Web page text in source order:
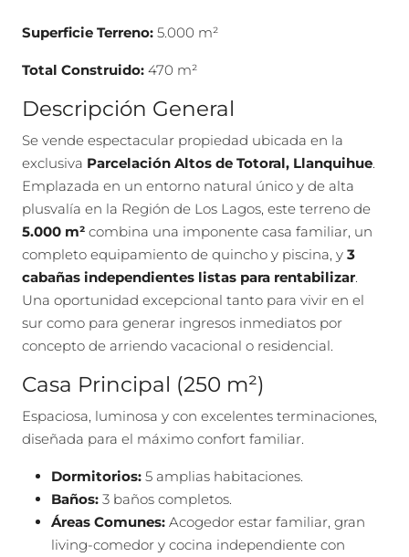
Superficie Terreno: 5.000 m²
Total Construido: 470 m²
Descripción General
Se vende espectacular propiedad ubicada en la
exclusiva Parcelación Altos de Totoral, Llanquihue.
Emplazada en un entorno natural único y de alta
plusvalía en la Región de Los Lagos, este terreno de
5.000 m² combina una imponente casa familiar, un
completo equipamiento de quincho y piscina, y 3
cabañas independientes listas para rentabilizar.
Una oportunidad excepcional tanto para vivir en el
sur como para generar ingresos inmediatos por
concepto de arriendo vacacional o residencial.
Casa Principal (250 m²)
Espaciosa, luminosa y con excelentes terminaciones,
diseñada para el máximo confort familiar.
Dormitorios: 5 amplias habitaciones.
Baños: 3 baños completos.
Áreas Comunes: Acogedor estar familiar, gran
living-comedor y cocina independiente con